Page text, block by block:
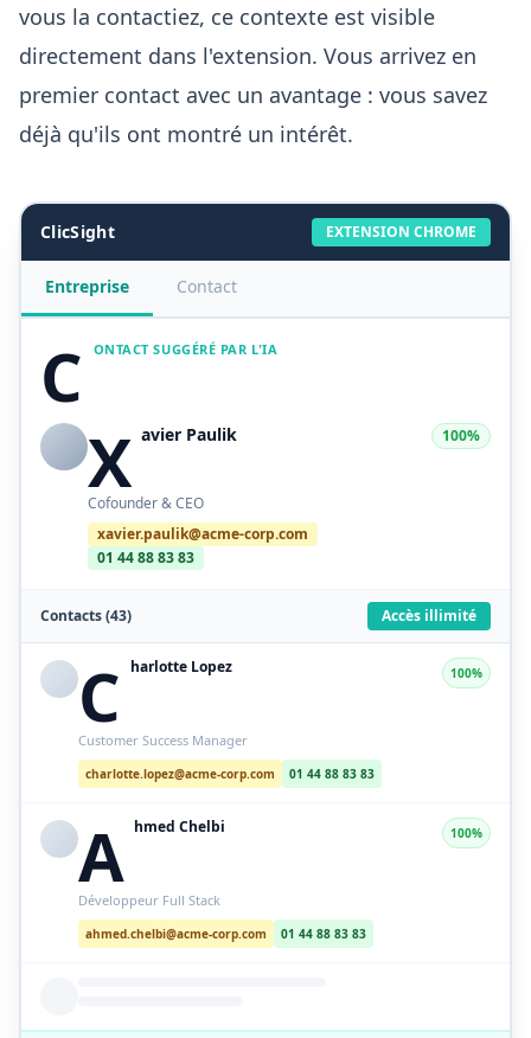
vous la contactiez, ce contexte est visible
directement dans l'extension. Vous arrivez en
premier contact avec un avantage : vous savez
déjà qu'ils ont montré un intérêt.
ClicSight EXTENSION CHROME
Entreprise Contact
C ONTACT SUGGÉRÉ PAR L'IA
X avier Paulik
Cofounder & CEO
xavier.paulik@acme-corp.com
01 44 88 83 83
100%
Contacts (43) Accès illimité
C harlotte Lopez
Customer Success Manager
charlotte.lopez@acme-corp.com 01 44 88 83 83
100%
A hmed Chelbi
Développeur Full Stack
ahmed.chelbi@acme-corp.com 01 44 88 83 83
100%